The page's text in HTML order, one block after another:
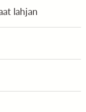
lahjan